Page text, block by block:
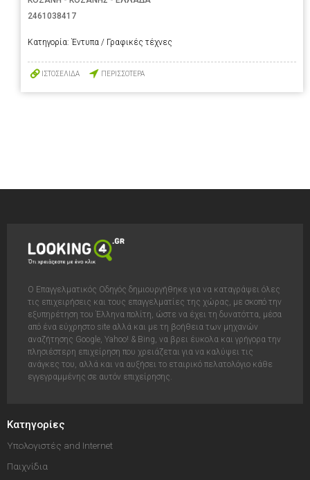
2461038417
Κατηγορία: Έντυπα / Γραφικές τέχνες
ΙΣΤΟΣΕΛΙΔΑ ΠΕΡΙΣΣΟΤΕΡΑ
Ο Επαγγελματικός Οδηγός δημιουργήθηκε για να καταγράψει όλες
τις επιχειρήσεις και τους επαγγελματίες της χώρας, με σκοπό την
εξυπηρέτηση του Έλληνα πολίτη, ώστε να έχει τη δυνατόττα, μέσα
από ένα εύχρηστο site αλλά και με τη βοήθεια των μηχανών
αναζήτησης Google, Yahoo! & Bing, να βρει έυκολα και γρήγορα την
πλησιέστερη επιχείρηση που χρειάζεται για να καλύψει τις
ανάγκες του, αλλά και να αυξήσει το εταιρικό πελατολόγιο κάθε
εγγεγραμμένης σε αυτόν επιχείρησης.
Κατηγορίες
Υπολογιστές and Internet
Παιχνίδια